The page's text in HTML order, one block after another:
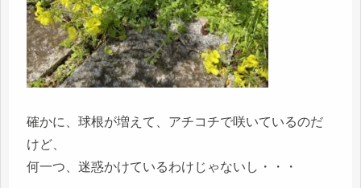
確かに、球根が増えて、アチコチで咲いているのだ
けど、
何一つ、迷惑かけているわけじゃないし・・・